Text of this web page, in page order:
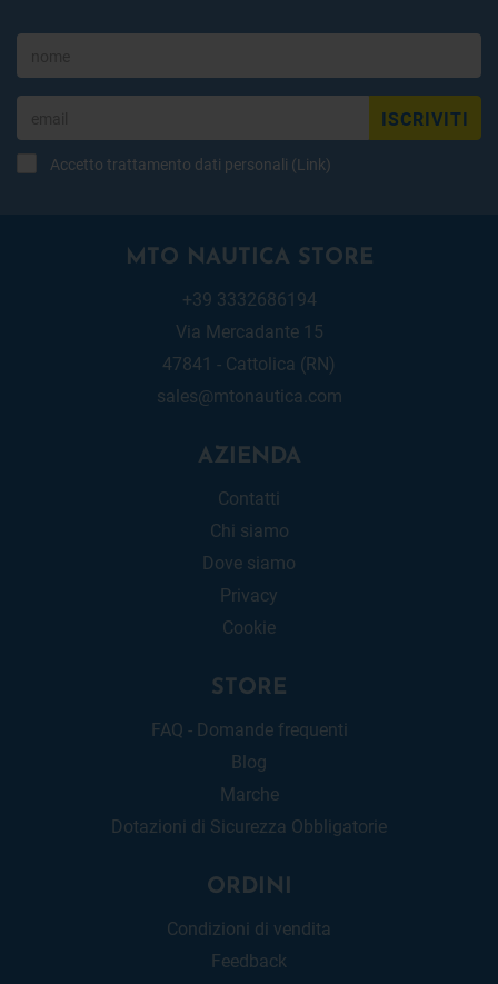
ISCRIVITI
Accetto trattamento dati personali (Link)
MTO NAUTICA STORE
+39 3332686194
Via Mercadante 15
47841 - Cattolica (RN)
sales@mtonautica.com
AZIENDA
Contatti
Chi siamo
Dove siamo
Privacy
Cookie
STORE
FAQ - Domande frequenti
Blog
Marche
Dotazioni di Sicurezza Obbligatorie
ORDINI
Condizioni di vendita
Feedback